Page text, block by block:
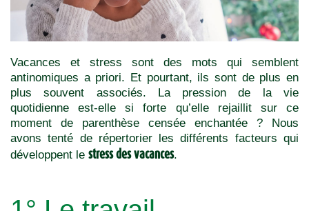
Vacances et stress sont des mots qui semblent
antinomiques a priori. Et pourtant, ils sont de plus en
plus souvent associés. La pression de la vie
quotidienne est-elle si forte qu’elle rejaillit sur ce
moment de parenthèse censée enchantée ? Nous
avons tenté de répertorier les différents facteurs qui
développent le stress des vacances.